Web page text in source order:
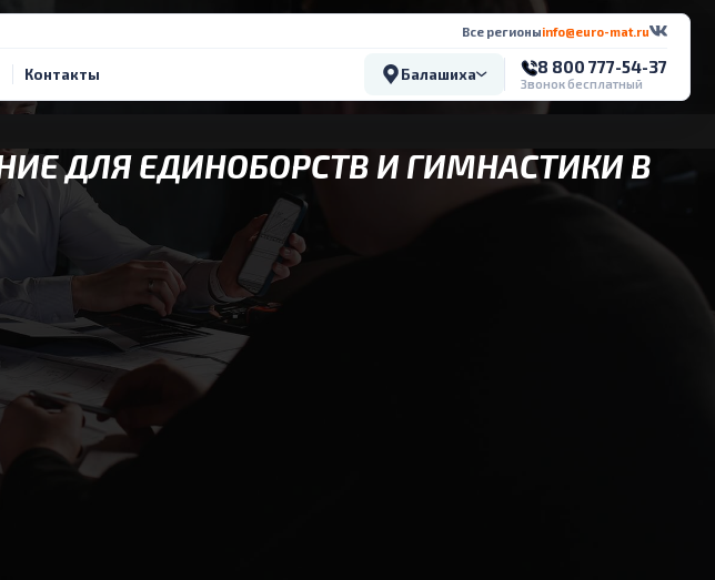
Все регионыinfo@euro-mat.ru
Контакты Балашиха 8 800 777-54-37
Звонок бесплатный
ДЛЯ ЕДИНОБОРСТВ И ГИМНАСТИКИ В